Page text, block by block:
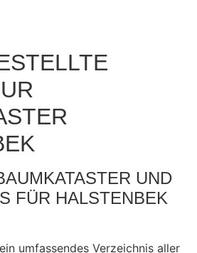
UND
FÜR HALSTENBEK
umfassendes Verzeichnis aller